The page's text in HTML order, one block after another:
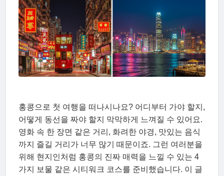
홍콩으로 첫 여행을 떠나시나요? 어디부터 가야 할지,
어떻게 동선을 짜야 할지 막막하게 느껴질 수 있어요.
영화 속 한 장면 같은 거리, 화려한 야경, 맛있는 음식
까지 즐길 거리가 너무 많기 때문이죠. 그런 여러분을
위해 현지인처럼 홍콩의 진짜 매력을 느낄 수 있는 4
가지 보물 같은 시티워크 코스를 준비했습니다. 이 글